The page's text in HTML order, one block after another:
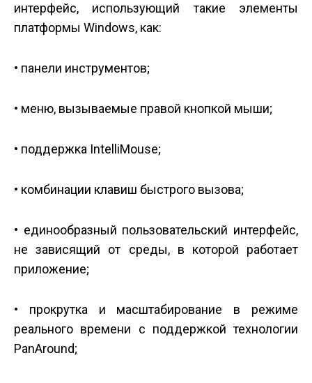
интерфейс, использующий такие элементы
платформы Windows, как:
• панели инструментов;
• меню, вызываемые правой кнопкой мыши;
• поддержка IntelliMouse;
• комбинации клавиш быстрого вызова;
• единообразный пользовательский интерфейс,
не зависящий от среды, в которой работает
приложение;
• прокрутка и масштабирование в режиме
реального времени с поддержкой технологии
PanAround;